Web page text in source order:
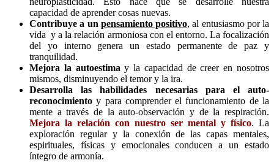
capacidad de aprender cosas nuevas.
Contribuye a un pensamiento positivo, al entusiasmo por la
vida y a la relación armoniosa con el entorno. La focalización
del yo interno genera un estado permanente de paz y
tranquilidad.
Mejora la autoestima y la capacidad de creer en nosotros
mismos, disminuyendo el temor y la ira.
Desarrolla las habilidades necesarias para el auto-
reconocimiento y para comprender el funcionamiento de la
mente a través de la auto-observación y de la respiración.
Mejora la relación con nuestro ser mental y físico. La
exploración regular y la conexión de las capas mentales,
espirituales, físicas y emocionales conducen a un estado
íntegro de armonía.